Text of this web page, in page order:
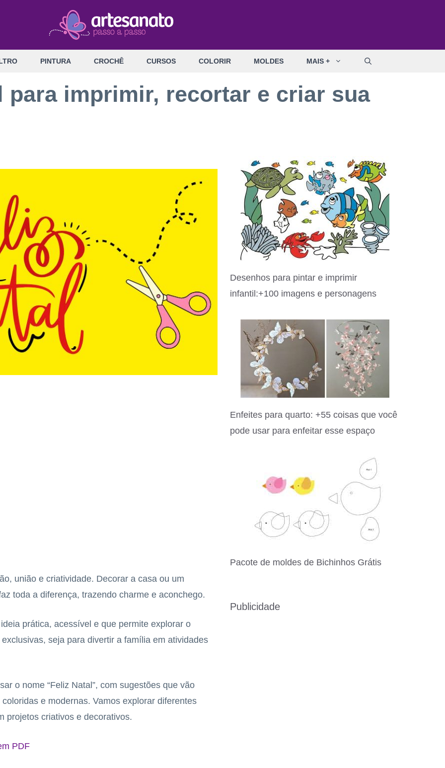
PINTURA CROCHÊ CURSOS COLORIR MOLDES MAIS +
para imprimir, recortar e criar sua
união e criatividade. Decorar a casa ou um
toda a diferença, trazendo charme e aconchego.
prática, acessível e que permite explorar o
seja para divertir a família em atividades
o nome “Feliz Natal”, com sugestões que vão
e modernas. Vamos explorar diferentes
projetos criativos e decorativos.
PDF
Desenhos para pintar e imprimir
infantil:+100 imagens e personagens
Enfeites para quarto: +55 coisas que você
pode usar para enfeitar esse espaço
Pacote de moldes de Bichinhos Grátis
Publicidade